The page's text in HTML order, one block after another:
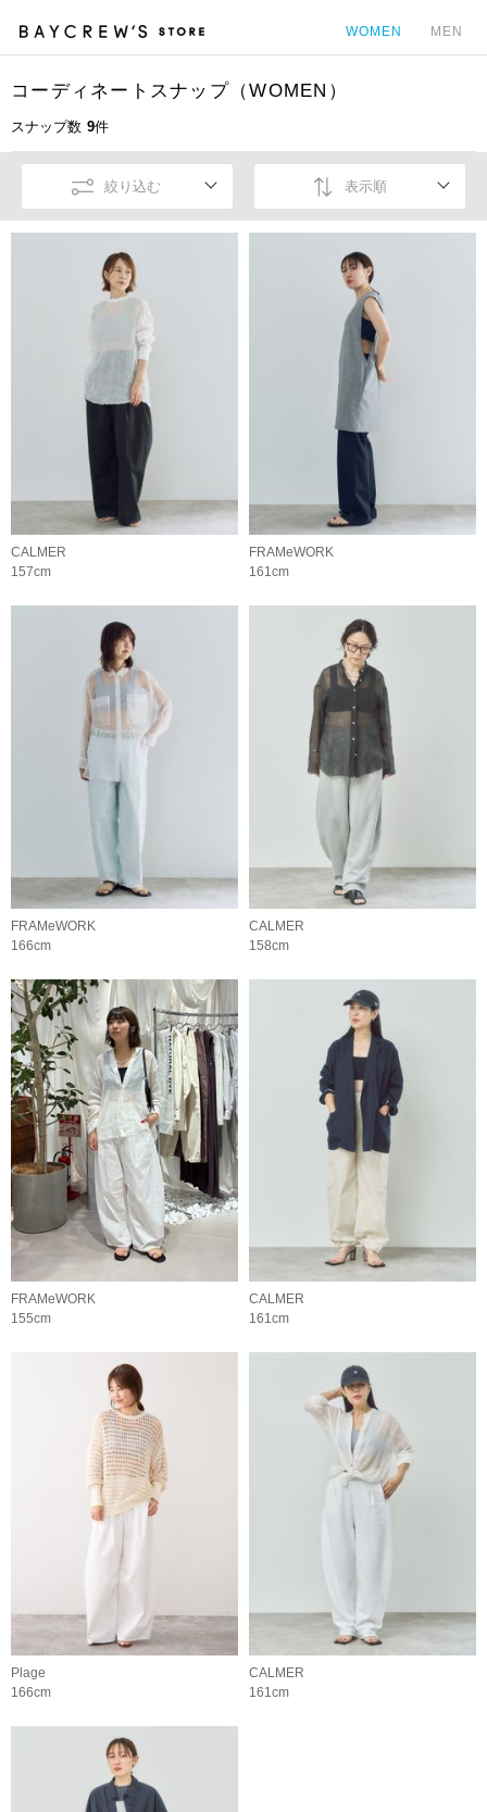
WOMEN MEN
コーディネートスナップ（WOMEN）
スナップ数 9件
絞り込む 表示順
CALMER
157cm
FRAMeWORK
161cm
FRAMeWORK
166cm
CALMER
158cm
FRAMeWORK
155cm
CALMER
161cm
Plage
166cm
CALMER
161cm